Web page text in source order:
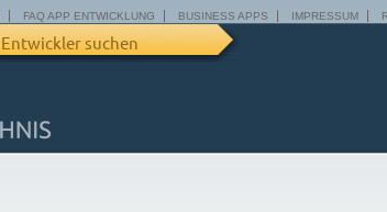
FAQ APP ENTWICKLUNG BUSINESS APPS IMPRESSUM
Entwickler suchen